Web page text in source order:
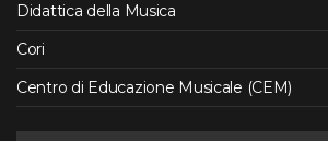
Didattica della Musica
Cori
Centro di Educazione Musicale (CEM)